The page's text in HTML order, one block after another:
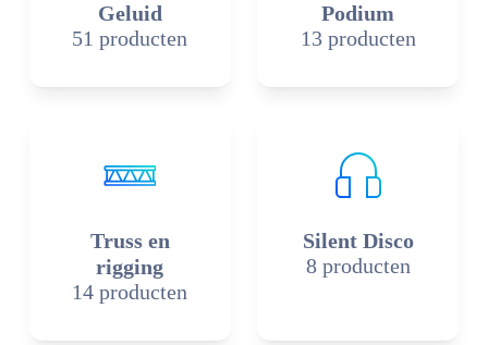
Geluid
51 producten
Podium
13 producten
Truss en
rigging
14 producten
Silent Disco
8 producten